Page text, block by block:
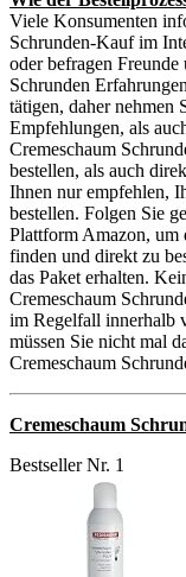
Viele Konsumenten
Schrunden-Kauf im
oder befragen
Schrunden
tätigen, daher nehmen
Empfehlungen, als
Cremeschaum
bestellen, als auch
Ihnen nur empfehlen,
bestellen. Folgen Sie
Plattform Amazon, um
finden und direkt zu
das Paket erhalten.
Cremeschaum
im Regelfall innerhalb
müssen Sie nicht mal
Cremeschaum
Cremeschaum
Bestseller Nr. 1